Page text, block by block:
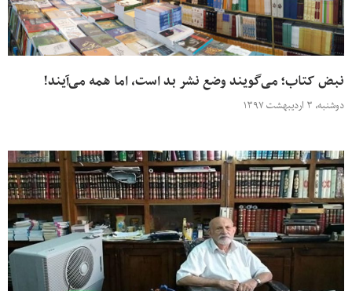
نبض کتاب؛ می‌گویند وضع نشر بد است، اما همه می‌آیند!
دوشنبه، ۳ اردیبهشت ۱۳۹۷